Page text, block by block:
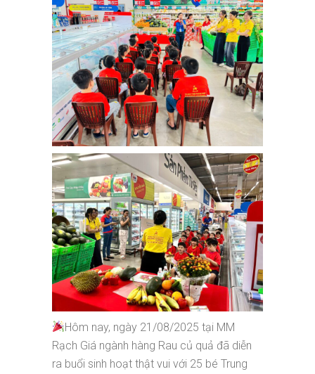
Hôm nay, ngày 21/08/2025 tại MM
Rạch Giá ngành hàng Rau củ quả đã diễn
ra buổi sinh hoạt thật vui với 25 bé Trung